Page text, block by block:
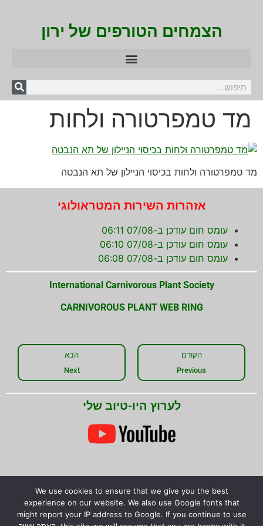
הצמחים הטורפים של ירון
מד טמפרטורה ולחות
מד טמפרטורה ולחות בכיסוי הניילון של תא הנבטה
אזהרות השירות המטראולוגי
עומס חום עודכן ב-07/08 06:11
עומס חום עודכן ב-07/08 06:10
עומס חום עודכן ב-07/08 06:08
International Carnivorous Plant Society
CARNIVOROUS PLANT WEB RING
הקודם
Previous
הבא
Next
לערוץ היו-טיוב שלי
שתפו את המידע!
We use cookies to ensure that we give you the best
experience on our website. We also use Google fonts that
might report your IP address to Google. If you continue to use